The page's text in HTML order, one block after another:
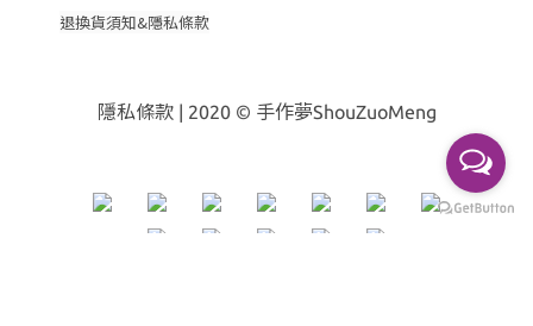
退換貨須知&隱私條款
隱私條款 | 2020 © 手作夢ShouZuoMeng